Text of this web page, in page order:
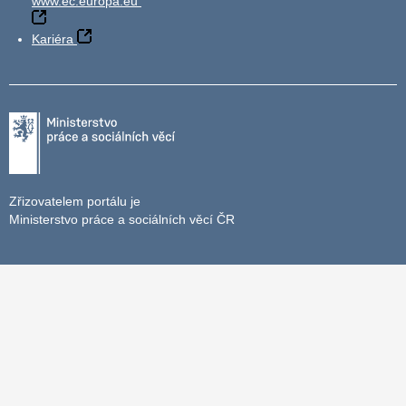
Kariéra
Zřizovatelem portálu je
Ministerstvo práce a sociálních věcí ČR